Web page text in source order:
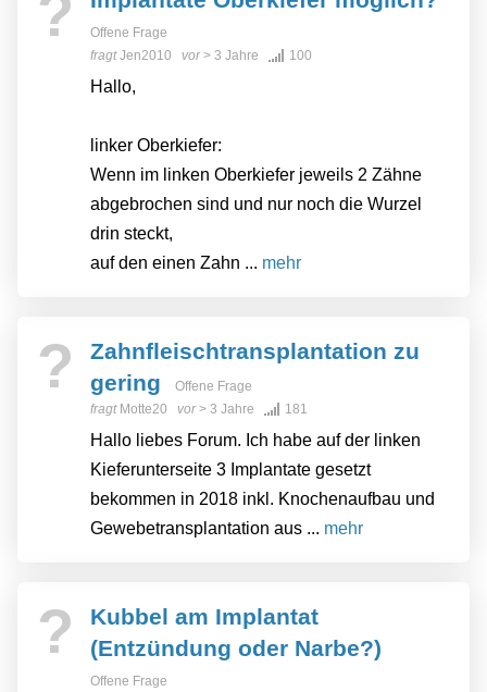
?
Offene Frage
fragtJen2010 vor> 3 Jahre 100
Hallo,
linker Oberkiefer:
Wenn im linken Oberkiefer jeweils 2 Zähne
abgebrochen sind und nur noch die Wurzel
drin steckt,
auf den einen Zahn ... mehr
?
Zahnfleischtransplantation zu
gering
Offene Frage
fragt Motte20 vor> 3 Jahre 181
Hallo liebes Forum. Ich habe auf der linken
Kieferunterseite 3 Implantate gesetzt
bekommen in 2018 inkl. Knochenaufbau und
Gewebetransplantation aus ... mehr
?
Kubbel am Implantat
(Entzündung oder Narbe?)
Offene Frage